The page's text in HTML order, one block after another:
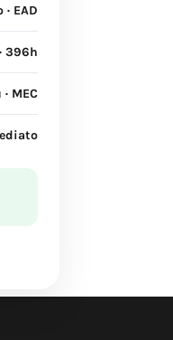
EAD
396h
MEC